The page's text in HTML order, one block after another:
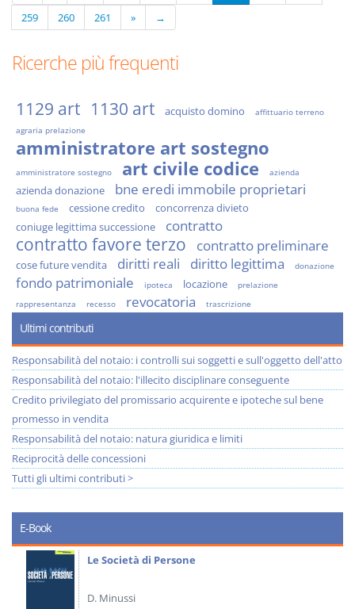
259
260 261 » →
Ricerche più frequenti
1129 art 1130 art acquisto domino
affittuario terreno
agraria prelazione
amministratore art sostegno
amministratore sostegno art civile codice azienda
azienda donazione bne eredi immobile proprietari
buona fede cessione credito
concorrenza divieto
coniuge legittima successione
contratto
contratto favore terzo contratto preliminare
cose future vendita diritti reali diritto legittima donazione
fondo patrimoniale ipoteca locazione
prelazione
rappresentanza
recesso revocatoria trascrizione
Ultimi contributi
Responsabilità del notaio: i controlli sui soggetti e sull'oggetto dell'atto
Responsabilità del notaio: l'illecito disciplinare conseguente
Credito privilegiato del promissario acquirente e ipoteche sul bene
promesso in vendita
Responsabilità del notaio: natura giuridica e limiti
Reciprocità delle concessioni
Tutti gli ultimi contributi >
E-Book
Le Società di Persone
D. Minussi